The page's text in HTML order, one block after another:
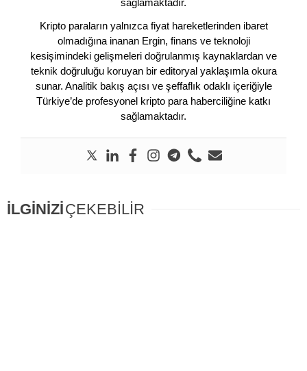
sağlamaktadır.
Kripto paraların yalnızca fiyat hareketlerinden ibaret
olmadığına inanan Ergin, finans ve teknoloji
kesişimindeki gelişmeleri doğrulanmış kaynaklardan ve
teknik doğruluğu koruyan bir editoryal yaklaşımla okura
sunar. Analitik bakış açısı ve şeffaflık odaklı içeriğiyle
Türkiye’de profesyonel kripto para haberciliğine katkı
sağlamaktadır.
İLGİNİZİÇEKEBİLİR